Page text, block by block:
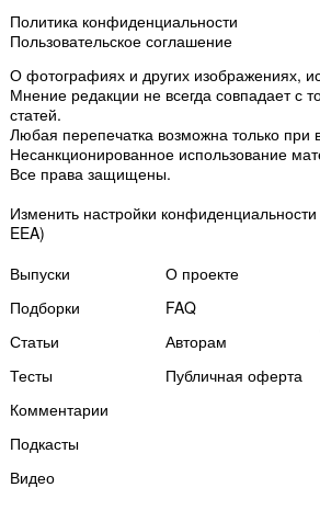
Политика конфиденциальности
Пользовательское соглашение
О фотографиях и других изображениях,
Мнение редакции не всегда совпадает с
статей.
Любая перепечатка возможна только при
Несанкционированное использование
Все права защищены.
Изменить настройки конфиденциальности
EEA)
Выпуски
Подборки
Статьи
Тесты
Комментарии
Подкасты
Видео
О проекте
FAQ
Авторам
Публичная оферта